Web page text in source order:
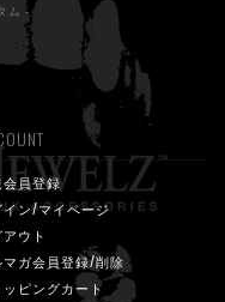
ム -
会員登録
イン/マイページ
アウト
マガ会員登録/削除
ッピングカート